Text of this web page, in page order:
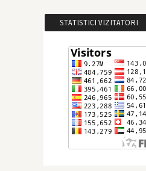
STATISTICI VIZITATORI